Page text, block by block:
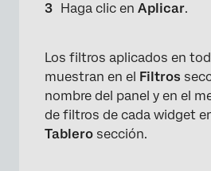
Haga clic en Aplicar.
Los filtros aplicados en
muestran en el Filtros
nombre del panel y en el
de filtros de cada widget
Tablero sección.